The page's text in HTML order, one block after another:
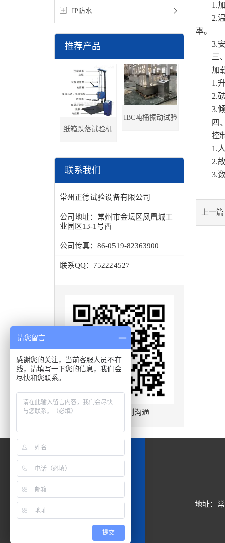
IP防水
推荐产品
纸箱跌落试验机
IBC吨桶振动试验
联系我们
常州正德试验设备有限公司
公司地址： 常州市金坛区凤凰城工
业园区13-1号西
公司传真： 86-0519-82363900
联系QQ： 752224527
扫一扫，立刻沟通
1.加热
2.温度
率。
3.安
三、
加载
1.升降
2.砝码
3.倾斜
四、
控制
1.人机
2.故
3.数
上一篇
地址：
请您留言
感谢您的关注，当前客服人员不在
线，请填写一下您的信息，我们会
尽快和您联系。
提交